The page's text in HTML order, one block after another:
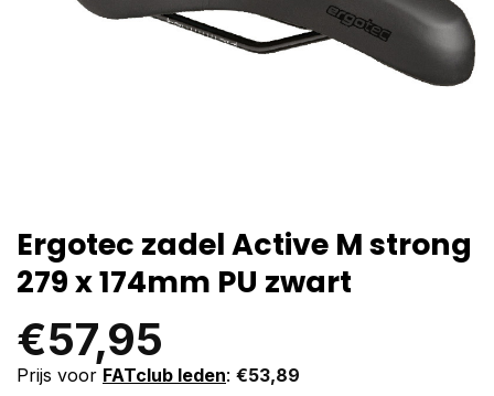
Ergotec zadel Active M strong
279 x 174mm PU zwart
€57,95
Prijs voor FATclub leden: €53,89